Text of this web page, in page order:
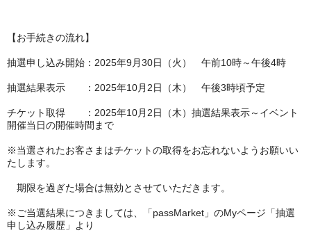
【お手続きの流れ】
抽選申し込み開始：2025年9月30日（火） 午前10時～午後4時
抽選結果表示 ：2025年10月2日（木） 午後3時頃予定
チケット取得 ：2025年10月2日（木）抽選結果表示～イベント
開催当日の開催時間まで
※当選されたお客さまはチケットの取得をお忘れないようお願いい
たします。
期限を過ぎた場合は無効とさせていただきます。
※ご当選結果につきましては、「passMarket」のMyページ「抽選
申し込み履歴」より